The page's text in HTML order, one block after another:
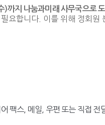
)까지 나눔과미래 사무국으로
요합니다. 이를 위해 정회원
팩스, 메일, 우편 또는 직접 전